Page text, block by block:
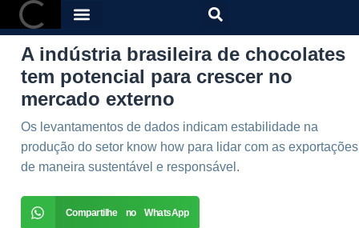
A indústria brasileira de chocolates
tem potencial para crescer no
mercado externo
Os levantamentos de dados indicam estabilidade na
produção do setor know how para lidar com as exportações
de maneira sustentável e responsável.
Compartilhe no WhatsApp